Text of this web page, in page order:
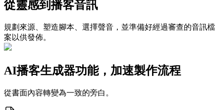
從靈感到播客音訊
規劃來源、塑造腳本、選擇聲音，並準備好經過審查的音訊檔
案以供發佈。
AI播客生成器功能，加速製作流程
從書面內容轉變為一致的旁白。